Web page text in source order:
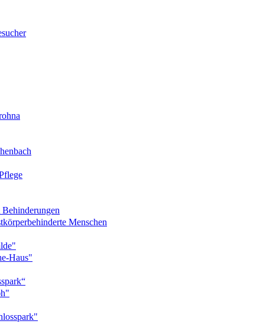
Menschen
Haus"